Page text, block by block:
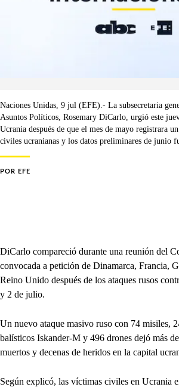
Naciones Unidas, 9 jul (EFE).- La subsecretaria
Asuntos Políticos, Rosemary DiCarlo, urgió este
Ucrania después de que el mes de mayo registrara
civiles ucranianas y los datos preliminares de junio
POR EFE
DiCarlo compareció durante una reunión del
convocada a petición de Dinamarca, Francia,
Reino Unido después de los ataques rusos
y 2 de julio.
Un nuevo ataque masivo ruso con 74 misiles,
balísticos Iskander-M y 496 drones dejó más
muertos y decenas de heridos en la capital
Según explicó, las víctimas civiles en Ucrania